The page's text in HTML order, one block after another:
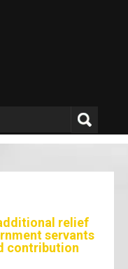
relief
servants
contribution